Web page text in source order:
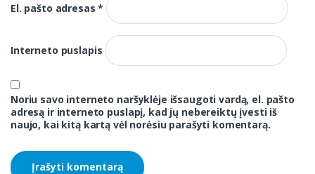
El. pašto adresas*
Interneto puslapis
Noriu savo interneto naršyklėje išsaugoti vardą, el. pašto
adresą ir interneto puslapį, kad jų nebereiktų įvesti iš
naujo, kai kitą kartą vėl norėsiu parašyti komentarą.